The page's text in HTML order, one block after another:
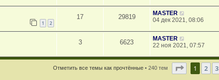
1 2
17 29819
MASTER
04 дек 2021, 08:06
3 6623
MASTER
22 ноя 2021, 07:57
Отметить все темы как прочтённые • 240 тем Страница1
1 2 3